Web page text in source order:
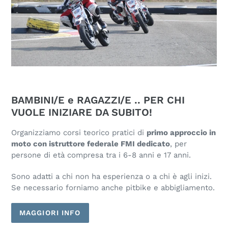
BAMBINI/E e RAGAZZI/E .. PER CHI
VUOLE INIZIARE DA SUBITO!
Organizziamo corsi teorico pratici di primo approccio in
moto con istruttore federale FMI dedicato, per
persone di età compresa tra i 6-8 anni e 17 anni.
Sono adatti a chi non ha esperienza o a chi è agli inizi.
Se necessario forniamo anche pitbike e abbigliamento.
MAGGIORI INFO